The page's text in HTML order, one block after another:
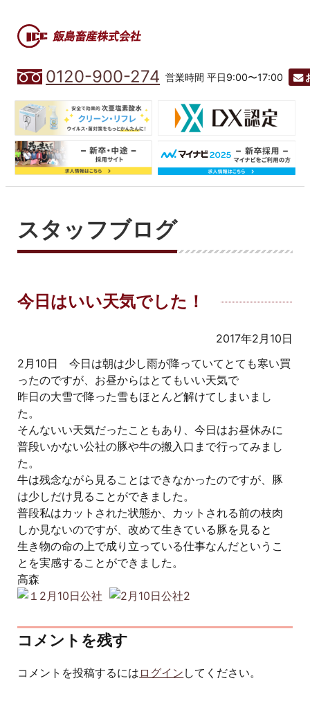
0120-900-274 営業時間 平日9:00〜17:00
スタッフブログ
今日はいい天気でした！
2017年2月10日
2月10日 今日は朝は少し雨が降っていてとても寒い買
ったのですが、お昼からはとてもいい天気で
昨日の大雪で降った雪もほとんど解けてしまいまし
た。
そんないい天気だったこともあり、今日はお昼休みに
普段いかない公社の豚や牛の搬入口まで行ってみまし
た。
牛は残念ながら見ることはできなかったのですが、豚
は少しだけ見ることができました。
普段私はカットされた状態か、カットされる前の枝肉
しか見ないのですが、改めて生きている豚を見ると
生き物の命の上で成り立っている仕事なんだというこ
とを実感することができました。
高森
コメントを残す
コメントを投稿するには ログイン してください。